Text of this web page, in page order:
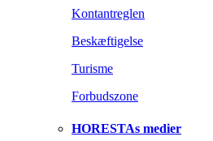
Kontantreglen
Beskæftigelse
Turisme
Forbudszone
HORESTAs medier